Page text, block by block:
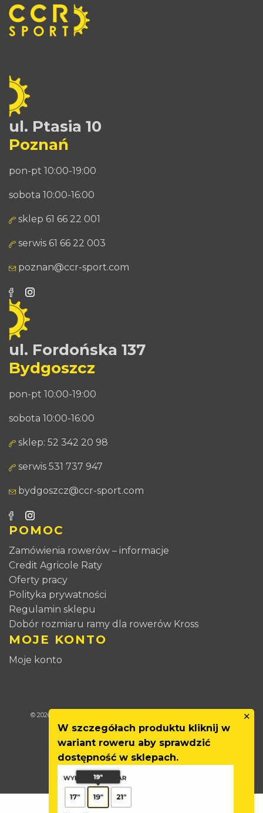
ul. Ptasia 10
Poznań
pon-pt 10:00-19:00
sobota 10:00-16:00
sklep 61 66 22 001
serwis 61 66 22 003
poznan@ccr-sport.com
ul. Fordońska 137
Bydgoszcz
pon-pt 10:00-19:00
sobota 10:00-16:00
sklep: 52 342 20 98
serwis 531 737 947
bydgoszcz@ccr-sport.com
POMOC
Zamówienia rowerów – informacje
Credit Agricole Raty
Oferty pracy
Polityka prywatności
Regulamin sklepu
Dobór rozmiaru ramy dla rowerów Kross
MOJE KONTO
Moje konto
© 2026
✕
W szczegółach produktu kliknij w
wariant roweru aby sprawdzić
dostępność w sklepach.